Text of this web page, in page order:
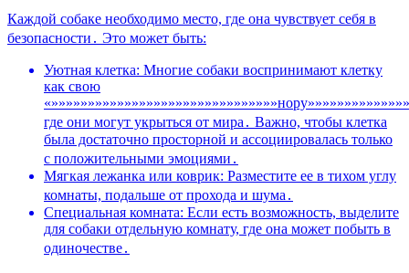
Каждой собаке необходимо место, где она чувствует себя в
безопасности․ Это может быть:
Уютная клетка: Многие собаки воспринимают клетку
как свою
где они могут укрыться от мира․ Важно, чтобы клетка
была достаточно просторной и ассоциировалась только
с положительными эмоциями․
Мягкая лежанка или коврик: Разместите ее в тихом углу
комнаты, подальше от прохода и шума․
Специальная комната: Если есть возможность, выделите
для собаки отдельную комнату, где она может побыть в
одиночестве․